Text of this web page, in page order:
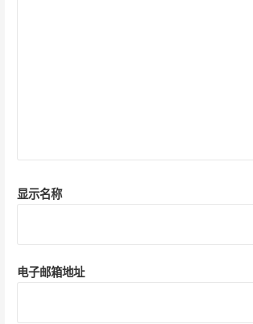
显示名称
电子邮箱地址